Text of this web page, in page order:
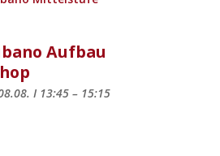
Aufbau
I 13:45 – 15:15